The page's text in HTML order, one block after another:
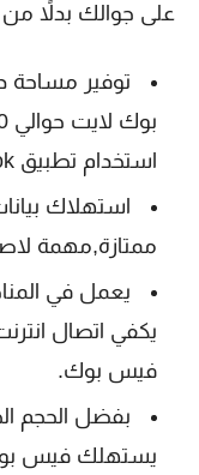
على جوالك بدلاً من
توفير مساحة
استخدام تطبيق Facebook.
استهلاك
ممتازة,مهمة
يعمل في
فيس بوك.
بفضل الحجم
يستهلك فيس